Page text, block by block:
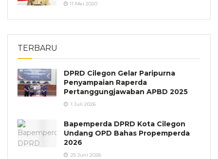
11 Mei 2020
TERBARU
DPRD Cilegon Gelar Paripurna
Penyampaian Raperda
Pertanggungjawaban APBD 2025
1 Juli 2026
Bapemperda DPRD Kota Cilegon
Undang OPD Bahas Propemperda
2026
25 Juni 2026